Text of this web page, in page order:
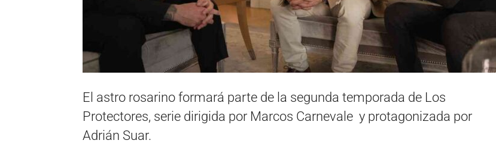
El astro rosarino formará parte de la segunda temporada de Los
Protectores, serie dirigida por Marcos Carnevale y protagonizada por
Adrián Suar.